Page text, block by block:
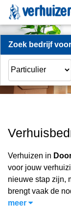
Zoek bedrijf voor
Verhuizen in
voor jouw
nieuwe stap zijn,
brengt vaak de
meer